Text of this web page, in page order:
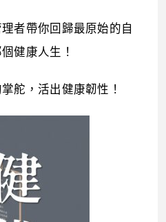
者帶你回歸最原始的自
健康人生！
舵，活出健康韌性！